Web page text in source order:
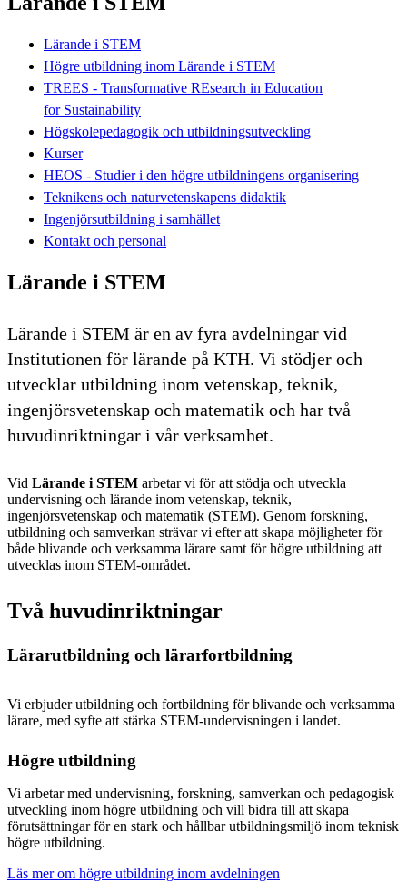
Lärande i STEM
Högre utbildning inom Lärande i STEM
​TREES - Transformative REsearch in Education
for Sustainability​
Högskolepedagogik och utbildningsutveckling
Kurser
HEOS - Studier i den högre utbildningens organisering
Teknikens och naturvetenskapens didaktik
Ingenjörsutbildning i samhället
Kontakt och personal
Lärande i STEM
Lärande i STEM är en av fyra avdelningar vid
Institutionen för lärande på KTH. Vi stödjer och
utvecklar utbildning inom vetenskap, teknik,
ingenjörsvetenskap och matematik och har två
huvudinriktningar i vår verksamhet.
Vid Lärande i STEM arbetar vi för att stödja och utveckla
undervisning och lärande inom vetenskap, teknik,
ingenjörsvetenskap och matematik (STEM). Genom forskning,
utbildning och samverkan strävar vi efter att skapa möjligheter för
både blivande och verksamma lärare samt för högre utbildning att
utvecklas inom STEM-området.
Två huvudinriktningar
Lärarutbildning och lärarfortbildning
Vi erbjuder utbildning och fortbildning för blivande och verksamma
lärare, med syfte att stärka STEM-undervisningen i landet.
Högre utbildning
Vi arbetar med undervisning, forskning, samverkan och pedagogisk
utveckling inom högre utbildning och vill bidra till att skapa
förutsättningar för en stark och hållbar utbildningsmiljö inom teknisk
högre utbildning.
Läs mer om högre utbildning inom avdelningen